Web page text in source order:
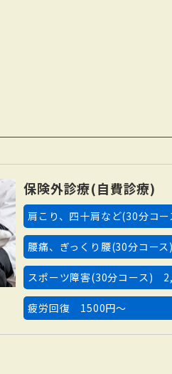
保険外診療(自費診療)
肩こり、四十肩など(30分コ
腰痛、ぎっくり腰(30分コー
スポーツ障害(30分コース)
疲労回復 1500円〜